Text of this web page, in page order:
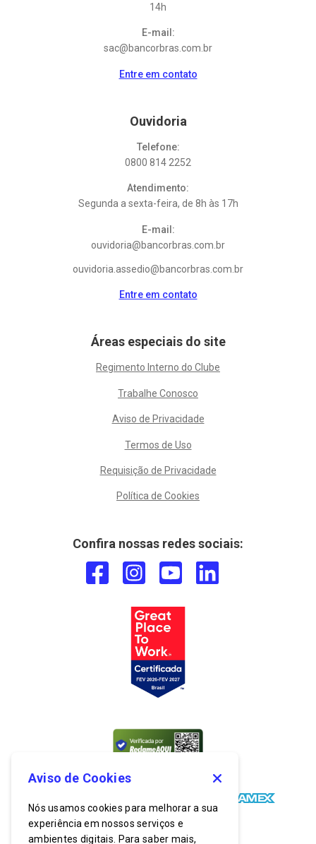
14h
E-mail:
sac@bancorbras.com.br
Entre em contato
Ouvidoria
Telefone:
0800 814 2252
Atendimento:
Segunda a sexta-feira, de 8h às 17h
E-mail:
ouvidoria@bancorbras.com.br
ouvidoria.assedio@bancorbras.com.br
Entre em contato
Áreas especiais do site
Regimento Interno do Clube
Trabalhe Conosco
Aviso de Privacidade
Termos de Uso
Requisição de Privacidade
Política de Cookies
Confira nossas redes sociais:
Aviso de Cookies
Nós usamos cookies para melhorar a sua
experiência em nossos serviços e
ambientes digitais. Para saber mais,